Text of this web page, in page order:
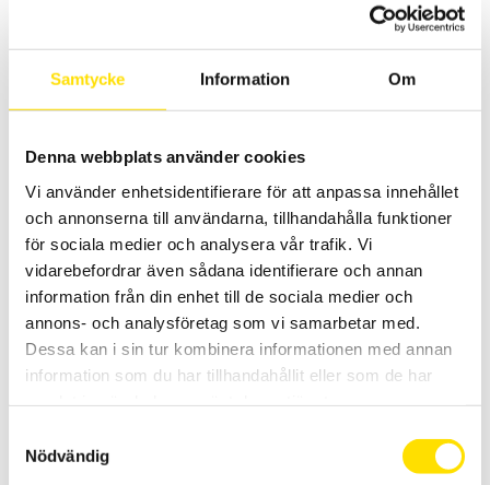
Samtycke Information Om
Denna webbplats använder cookies
Vi använder enhetsidentifierare för att anpassa innehållet
och annonserna till användarna, tillhandahålla funktioner
för sociala medier och analysera vår trafik. Vi
vidarebefordrar även sådana identifierare och annan
information från din enhet till de sociala medier och
annons- och analysföretag som vi samarbetar med.
Dessa kan i sin tur kombinera informationen med annan
information som du har tillhandahållit eller som de har
Nödvändig
Komplett elnätanalysator med IP67 kapslingsklass för transient-
och energianalys med 5 spännings- och 4 strömingångar med
svenska menyer. Med USB och SD-kort för kommunikation med PC.
62,950.00kr LÄS MER
CA8336 3-fas Energianalys
Den kompletta AC+DC TRMS elnätanalysatorn för transient- och
53,950.00kr